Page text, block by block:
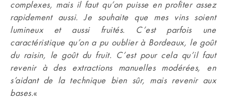
complexes, mais il faut qu’on puisse en profiter assez
rapidement aussi. Je souhaite que mes vins soient
lumineux et aussi fruités. C’est parfois une
caractéristique qu’on a pu oublier à Bordeaux, le goût
du raisin, le goût du fruit. C’est pour cela qu’il faut
revenir à des extractions manuelles modérées, en
s’aidant de la technique bien sûr, mais revenir aux
bases.«